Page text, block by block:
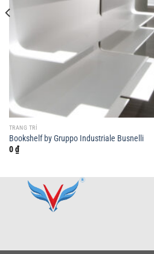
TRANG TRÍ
Bookshelf by Gruppo Industriale Busnelli
0₫